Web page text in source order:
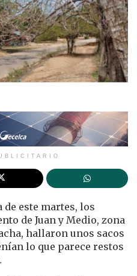
de este martes, los
de Juan y Medio, zona
hallaron unos sacos
lo que parece restos